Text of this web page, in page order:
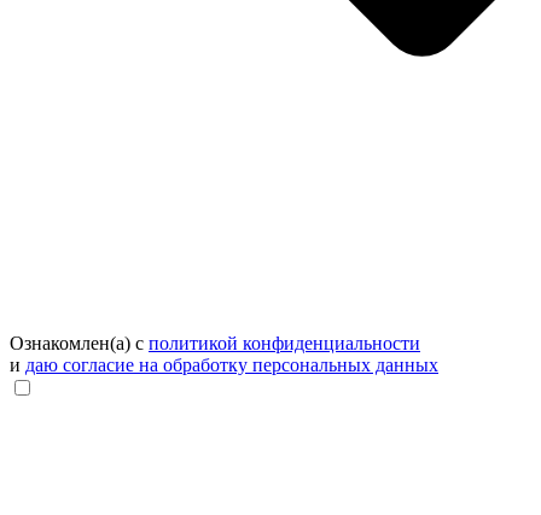
Ознакомлен(а) с политикой конфиденциальности
и даю согласие на обработку персональных данных